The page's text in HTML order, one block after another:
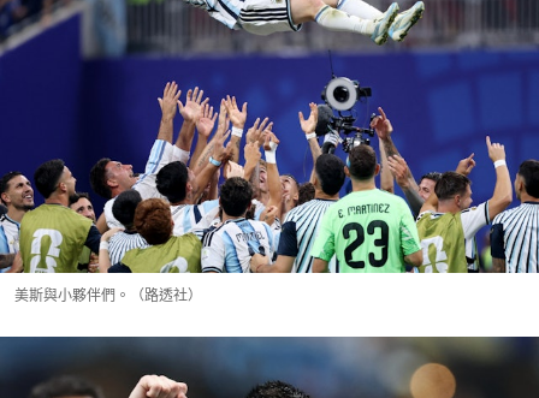
美斯與小夥伴們。（路透社）